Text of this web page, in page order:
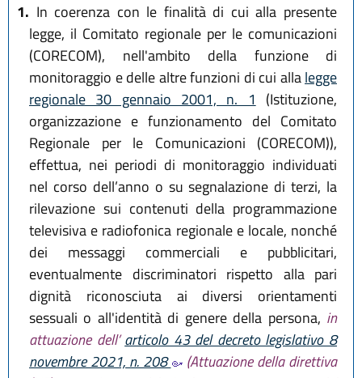
1. In coerenza con le finalità di cui alla presente
legge, il Comitato regionale per le comunicazioni
(CORECOM), nell'ambito della funzione di
monitoraggio e delle altre funzioni di cui allalegge
regionale 30 gennaio 2001, n. 1 (Istituzione,
organizzazione e funzionamento del Comitato
Regionale per le Comunicazioni (CORECOM)),
effettua, nei periodi di monitoraggio individuati
nel corso dell’anno o su segnalazione di terzi, la
rilevazione sui contenuti della programmazione
televisiva e radiofonica regionale e locale, nonché
dei messaggi commerciali e pubblicitari,
eventualmente discriminatori rispetto alla pari
dignità riconosciuta ai diversi orientamenti
sessuali o all'identità di genere della persona, in
attuazione dell’articolo 43 del decreto legislativo 8
novembre 2021, n. 208
(Attuazione della direttiva